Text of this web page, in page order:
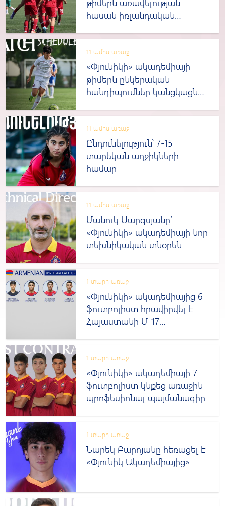
թիմերն առավելության
հասան իռլանդական
պատանիների նկատմամբ
11 ամիս առաջ
«Փյունիկի» ակադեմիայի
թիմերն ընկերական
հանդիպումներ կանցկացնեն
հետ
11 ամիս առաջ
Ընդունելություն՝ 7-15
տարեկան աղջիկների
համար
11 ամիս առաջ
Մանուկ Սարգսյանը`
«Փյունիկի» ակադեմիայի նոր
տեխնիկական տնօրեն
1 տարի առաջ
«Փյունիկի» ակադեմիայից 6
ֆուտբոլիստ հրավիրվել է
Հայաստանի Մ-17
1 տարի առաջ
«Փյունիկի» ակադեմիայի 7
ֆուտբոլիստ կնքեց առաջին
պրոֆեսիոնալ պայմանագիր
1 տարի առաջ
Նարեկ Բարոյանը հեռացել է
«Փյունիկ Ակադեմիայից»